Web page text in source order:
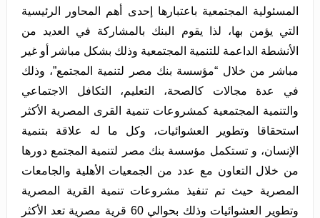
المسئولية المجتمعية باعتبارها إحدى أهم المحاور الرئيسية
التي يؤمن بها، لذا يقوم البنك بالمشاركة في العديد من
الأنشطة الداعمة للتنمية المجتمعية وذلك بشكل مباشر أو غير
مباشر من خلال “مؤسسة بنك مصر لتنمية المجتمع”، وذلك
في عدة مجالات كالصحة، التعليم، التكافل الاجتماعي
والتنمية المجتمعية كمشروعات تنمية القرى المصرية الأكثر
استحقاقا وتطوير العشوائيات، وكل ما له علاقة بتنمية
الإنسان، و تستكمل مؤسسة بنك مصر لتنمية المجتمع دورها
من خلال التعاون مع عدد من الجمعيات الأهلية والجامعات
المصرية حيث تم تنفيذ مشروعات تنمية القرية المصرية
وتطوير العشوائيات وذلك بحوالي 60 قرية مصرية تعد الأكثر